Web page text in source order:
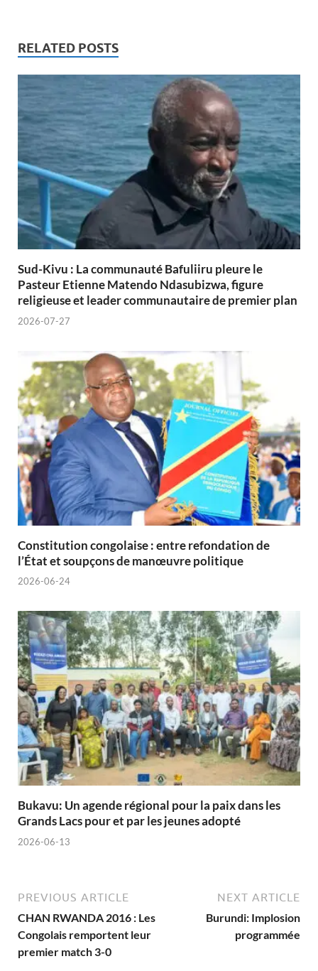
RELATED POSTS
Sud-Kivu : La communauté Bafuliiru pleure le
Pasteur Etienne Matendo Ndasubizwa, figure
religieuse et leader communautaire de premier plan
2026-07-27
Constitution congolaise : entre refondation de
l’État et soupçons de manœuvre politique
2026-06-24
Bukavu: Un agende régional pour la paix dans les
Grands Lacs pour et par les jeunes adopté
2026-06-13
PREVIOUS ARTICLE
CHAN RWANDA 2016 : Les
Congolais remportent leur
premier match 3-0
NEXT ARTICLE
Burundi: Implosion
programmée